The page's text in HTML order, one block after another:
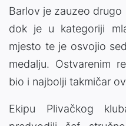
Barlov je zauzeo drugo
dok je u kategoriji
mjesto te je osvojio
medalju. Ostvarenim
bio i najbolji takmičar
Ekipu Plivačkog